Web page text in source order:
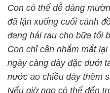
Con có thể dễ dàng
đã lặn xuống cuối cánh
đang hái rau cho bữa tối
Con chỉ cần nhắm mắt
ngày càng dày đặc dưới
nước ao chiều dày thêm
Nếu giờ ngọ có thể đến